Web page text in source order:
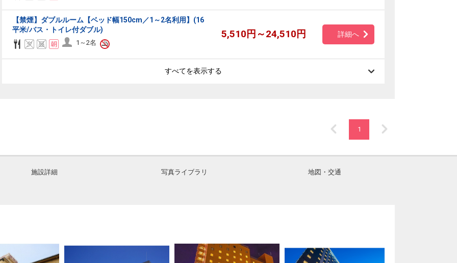
【禁煙】ダブルルーム【ベッド幅150cm／1～2名利用】(16
平米/バス・トイレ付ダブル)
1～2名
5,510円～24,510円 詳細へ
すべてを表示する
1
施設詳細 写真ライブラリ 地図・交通